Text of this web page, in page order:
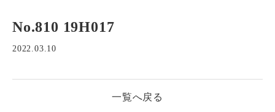
企業情報
会社概要
採用情報
先輩社員の声
No.810 19H017
2022.03.10
一覧へ戻る